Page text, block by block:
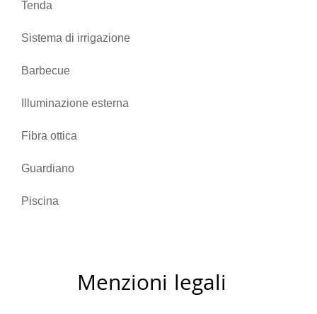
Tenda
Sistema di irrigazione
Barbecue
Illuminazione esterna
Fibra ottica
Guardiano
Piscina
Menzioni legali